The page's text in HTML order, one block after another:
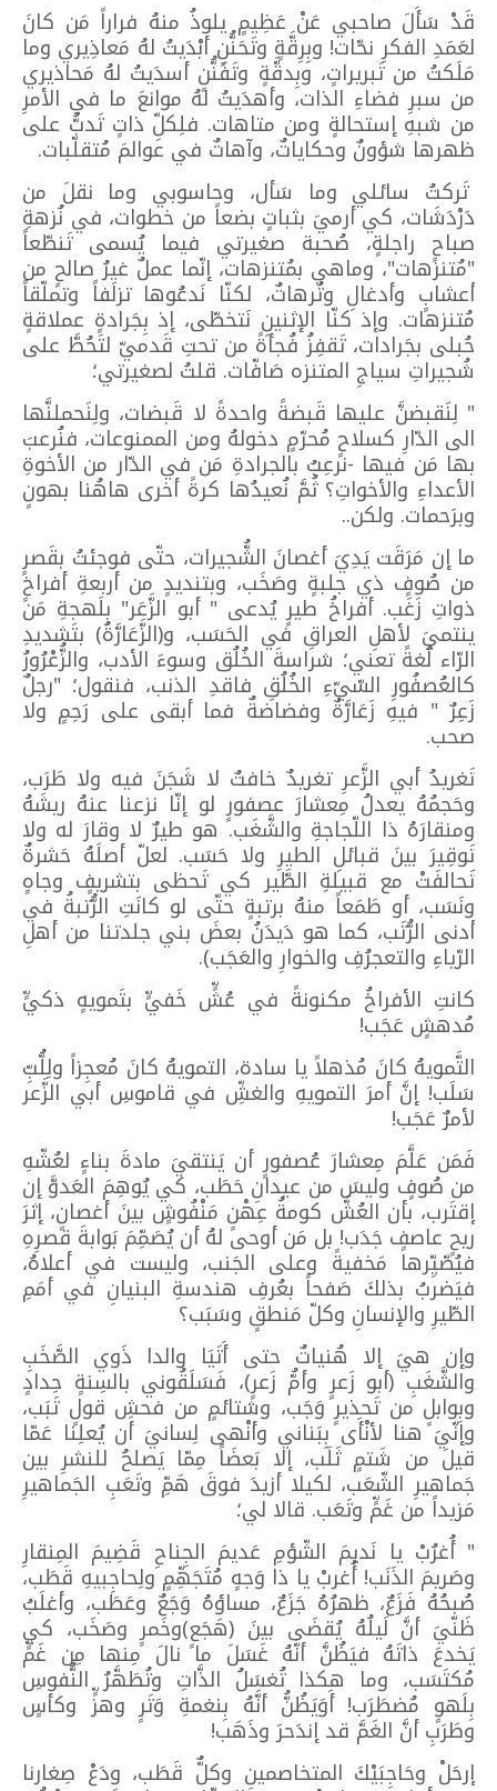
قَدْ سَأَلَ صاحبي عَنْ عَظِيمٍ يلوذُ منهُ فراراً مَن كانَ
لعَمَدِ الفكرِ نحّات! وبِرِقَّةٍ وتَحَنُّنٍ أبْدَيتُ لهُ مَعاذِيري وما
مَلَكتُ من تَبريراتٍ، وبِدقَّةٍ وتَفَنُّنٍ أسدَيتُ لهُ مَحاذيري
من سبرِ فضاءِ الذات، وأهدَيتُ لهُ موانعَ ما في الأمرِ
من شبهِ إستحالةٍ ومن متاهات. فلِكلِّ ذاتٍ تَدبُّ على
ظهرها شؤونٌ وحكاياتٌ، وآهاتٌ في عوالمَ مُتقلّبات.
تَركتُ سائلي وما سَأل، وحاسوبي وما نقلَ من
دَرْدَشَات، كي أرميَ بثباتٍ بضعاً من خطوات، في نُزهةِ
صباحٍ راجلةٍ، صُحبة صغيرتي فيما يُسمى تَنطّعاً
"مُتنزهات"، وماهي بمُتنزهات، إنّما عملٌ غيرُ صالحٍ من
أعشابٍ وأدغالِ وتُرهاتٌ، لكنّا نَدعُوها تزلَفاً وتملّقاً
مُتنزهات. وإذ كنّا الإثنينِ نَتخطّى، إذ بِجَرادةٍ عملاقةٍ
حُبلى بجَرادات، تَقفِزُ فُجأةً من تحتِ قَدميّ لتَحُطَّ على
شُجيراتِ سياجِ المتنزه صَافّات. قلتُ لصغيرتي؛
" لِنَقبضنَّ عليها قَبضةً واحدةً لا قَبضات، ولِنَحملنَّها
الى الدّارِ كسلاحٍ مُحرّمٍ دخولهُ ومن الممنوعات، فنُرعبَ
بها مَن فيها -نرعِبُ بالجرادةِ مَن في الدّار من الأخوةِ
الأعداءِ والأخواتِ؟ ثُمَّ نُعيدُها كرةً أخرى هاهُنا بهونٍ
وبرَحمات. ولكن..
ما إن مَرَقَت يَدِيَ أغصانَ الشُّجيرات، حتّى فوجئتُ بقَصرٍ
من صُوفٍ ذي جلبةٍ وصَخَب، وبتنديدٍ من أربعةِ أفراخٍ
ذواتِ زَغَب. أفراخُ طيرٍ يُدعى " أبو الزَّعَر" بِلَهجةِ مَن
ينتميَ لأهلِ العراقِ في الحَسَب، و(الزَّعَارَّةُ) بتَشديدِ
الرّاء لُغةً تعني؛ شراسةَ الخُلُق وسوءَ الأدب، والزُّعْرُورُ
كالعُصفُورِ السّيّءِ الخُلُقِ فاقدِ الذنب، فنقول؛ "رجلٌ
زَعِرٌ " فيهِ زَعَارَّةٌ وفضاضةٌ فما أبقى على رَحِمٍ ولا
صحب.
تَغريدُ أبي الزَّعرِ تغريدٌ خافتٌ لا شَجَنَ فيه ولا طَرَب،
وحَجمُهُ يعدلُ مِعشارَ عصفورٍ لو إنّا نزعنا عنهُ ريشَهُ
ومنقارَهُ ذا اللّجاجةِ والشَّغَب. هو طيرٌ لا وقارَ له ولا
تَوقِيرَ بينَ قبائلِ الطيرِ ولا حَسَب. لعلّ أصلَهُ حَشرةٌ
تَحالفَتْ مع قبيلةِ الطَّير كي تَحظى بتشريفٍ وجاهٍ
ونَسَب، أو طَمَعاً منهُ برتبةٍ حتّى لو كانَتِ الرُّتبةُ في
أدنى الرُّتَب، كما هو دَيدَنُ بعضَ بني جلدتنا من أهلِ
الرّياءِ والتعجرُفِ والخوارِ والعَجَب).
كانتِ الأفراخُ مكنونةً في عُشٍّ خَفيٍّ بتَمويهٍ ذكيٍّ
مُدهشٍ عَجَب!
التَّمويهُ كانَ مُذهلاً يا سادة، التمويهُ كانَ مُعجِزاً ولِلُّبِّ
سَلَب! إنَّ أمرَ التمويهِ والغشِّ في قاموسِ أبي الزَّعر
لأمرٌ عَجَب!
فَمَن عَلَّمَ مِعشارَ عُصفورٍ أن يَنتقيَ مادةَ بناءٍ لعُشّهِ
من صُوفٍ وليسَ من عيدانِ حَطَب، كي يُوهِمَ العَدوَّ إن
إقتَرب، بأن العُشَّ كومةُ عِهْنٍ مَنْفُوشٍ بينَ أغصانٍ، إثرَ
ريحٍ عاصفٍ جَدَب! بل مَن أوحى لهُ أن يُصَمِّمَ بَوابةَ قصرِهِ
فيُصّيِّرها مَخفيةً وعلى الجَنب، وليست في أعلاهُ،
فيَضربُ بذلكَ صَفحاً بعُرفِ هندسةِ البنيانِ في أمَمِ
الطّيرِ والإنسانِ وكلّ مَنطقٍ وسَبَب؟
وإن هيَ إلا هُنياتٌ حتى أَتَيَا والدا ذَوي الصَّخَبِ
والشَّغَبِ (أبو زَعرٍ وأمُّ زَعرٍ)، فَسَلَقُوني بالسِنةٍ حِدادٍ
وبِوابلٍ من تَحذيرٍ وَجَب، وشتائمٍ من فحشِ قولٍ تَبَب،
وإنّيَ هنا لأنْأَى بِبَناني وأنْهى لِسانيَ أن يُعلِنا عَمّا
قيلَ من شَتمٍ ثَلَب، إلا بَعضَاً مِمّا يَصلحُ للنشرِ بين
جَماهيرِ الشّعَب، لكيلا أزيدَ فوقَ هَمِّ وتَعَبِ الجَماهيرِ
مَزيداً من غَمٍّ وتَعَب. قالا لي؛
" أُغرُبْ يا نَديمَ الشّؤمِ عَديمَ الجِناحِ قَضِيمَ المِنقارِ
وصَريمَ الذَنَب! أُغربْ يا ذا وَجهٍ مُتَجَهِّمٍ ولِحاجِبيهِ قَطَب،
صُبحُهُ فَزَعٌ، ظهرُهُ جَزَعٌ، مساؤهُ وَجَعٌ وعَطَب، وأغلَبُ
ظَنّيَ أنَّ لَيلُهُ يُقضَى بينَ (هَجَعٍ)وخَمرٍ وصَخَب، كي
يَخدعَ ذاتَهُ فيَظُنَّ أنَّهُ غَسَلَ ما نالَ مِنها مِن غَمٍّ
مُكتَسَب، وما هكذا تُغسَلُ الذَّاتِ وتُطَهَّرُ النُّفوسِ
بِلَهوٍ مُضطَرَب! أَوَيَظُنُّ أنَّهُ بِنغمةِ وَتَرٍ وهزٍّ وكأسٍ
وطَرَبِ أنَّ الغَمَّ قد إندَحرَ وذَهَب!
إرحَلْ وحَاجِبَيْكَ المتخاصمينِ وكلٌّ قَطَب، ودَعْ صِغارنا